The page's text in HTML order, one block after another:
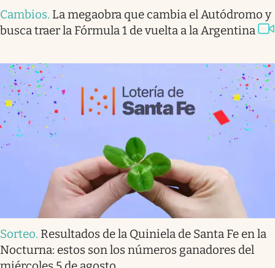
Cambios. La megaobra que cambia el Autódromo y
busca traer la Fórmula 1 de vuelta a la Argentina
Sorteo. Resultados de la Quiniela de Santa Fe en la
Nocturna: estos son los números ganadores del